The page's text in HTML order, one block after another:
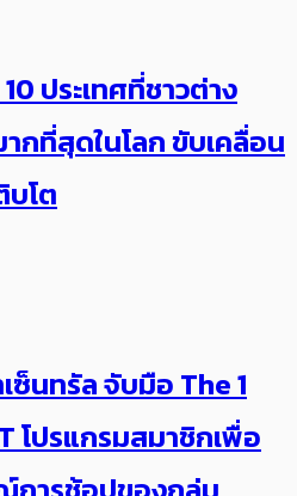
ประเทศที่ชาวต่าง
กที่สุดในโลก ขับเคลื่อน
บโต
นทรัล จับมือ The 1
โปรแกรมสมาชิกเพื่อ